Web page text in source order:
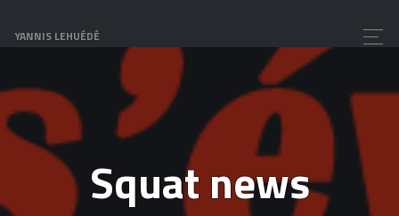
YANNIS LEHUÉDÉ
Squat news